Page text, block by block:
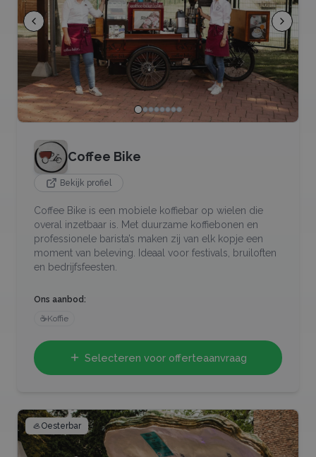
Coffee Bike
Bekijk profiel
Coffee Bike is een mobiele koffiebar op wielen die
overal inzetbaar is. Met duurzame koffiebonen en
professionele barista’s maken zij van elk kopje een
moment van beleving. Ideaal voor festivals, bruiloften
en bedrijfsfeesten.
Ons aanbod:
☕Koffie
Selecteren voor offerteaanvraag
🦪Oesterbar